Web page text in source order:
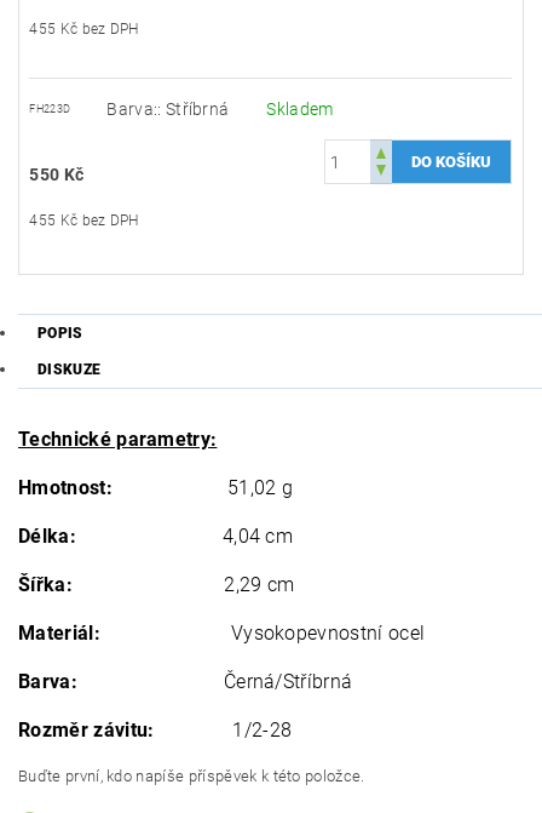
455 Kč bez DPH
FH223D Barva:: Stříbrná Skladem
550 Kč
455 Kč bez DPH
POPIS
DISKUZE
Technické parametry:
Hmotnost: 51,02 g
Délka: 4,04 cm
Šířka: 2,29 cm
Materiál: Vysokopevnostní ocel
Barva: Černá/Stříbrná
Rozměr závitu: 1/2-28
Buďte první, kdo napíše příspěvek k této položce.